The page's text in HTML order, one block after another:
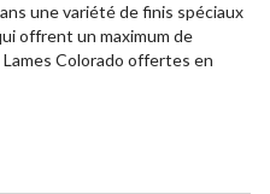
une variété de finis spéciaux
offrent un maximum de
Colorado offertes en